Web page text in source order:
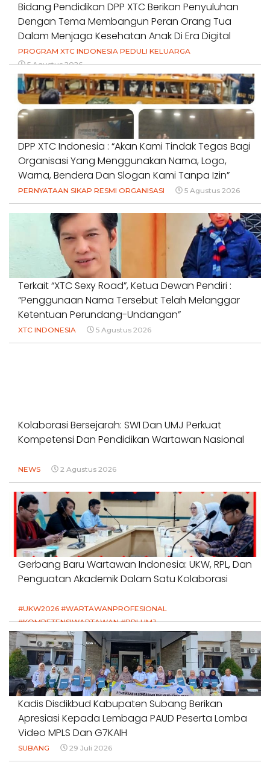
Bidang Pendidikan DPP XTC Berikan Penyuluhan
Dengan Tema Membangun Peran Orang Tua
Dalam Menjaga Kesehatan Anak Di Era Digital
PROGRAM XTC INDONESIA PEDULI KELUARGA
5 Agustus 2026
DPP XTC Indonesia : “Akan Kami Tindak Tegas Bagi
Organisasi Yang Menggunakan Nama, Logo,
Warna, Bendera Dan Slogan Kami Tanpa Izin”
PERNYATAAN SIKAP RESMI ORGANISASI 5 Agustus 2026
Terkait “XTC Sexy Road”, Ketua Dewan Pendiri :
“Penggunaan Nama Tersebut Telah Melanggar
Ketentuan Perundang-Undangan”
XTC INDONESIA 5 Agustus 2026
Kolaborasi Bersejarah: SWI Dan UMJ Perkuat
Kompetensi Dan Pendidikan Wartawan Nasional
NEWS 2 Agustus 2026
Gerbang Baru Wartawan Indonesia: UKW, RPL, Dan
Penguatan Akademik Dalam Satu Kolaborasi
#UKW2026 #WARTAWANPROFESIONAL
#KOMPETENSIWARTAWAN #RPLUMJ
#PENDIDIKANWARTAWAN #SWINASIONAL #SWIJABAR
1 Agustus 2026
Kadis Disdikbud Kabupaten Subang Berikan
Apresiasi Kepada Lembaga PAUD Peserta Lomba
Video MPLS Dan G7KAIH
SUBANG 29 Juli 2026